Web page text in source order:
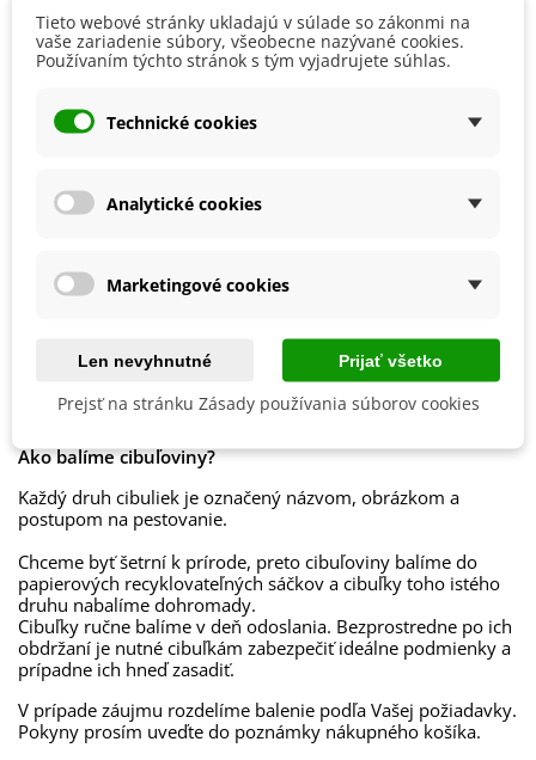
rastliny sú slabé a ďalší rok zle klíčia, naopak prehnojené
rastliny podliehajú cez zimu častejšie chorobám.
suchom a vzdušnom mieste pri teplote 5–8 °C.
September
Pestovanie
V exteriéri - vonku
Výsev/výsadba
Výrobca
Druh Georgíny
Balenie cibuľovín
Ako balíme cibuľoviny?
Každý druh cibuliek je označený názvom, obrázkom a
postupom na pestovanie.
Chceme byť šetrní k prírode, preto cibuľoviny balíme do
papierových recyklovateľných sáčkov a cibuľky toho istého
druhu nabalíme dohromady.
Cibuľky ručne balíme v deň odoslania. Bezprostredne po ich
obdržaní je nutné cibuľkám zabezpečiť ideálne podmienky a
prípadne ich hneď zasadiť.
V prípade záujmu rozdelíme balenie podľa Vašej požiadavky.
Pokyny prosím uveďte do poznámky nákupného košíka.
Tieto webové stránky ukladajú v súlade so zákonmi na
vaše zariadenie súbory, všeobecne nazývané cookies.
Používaním týchto stránok s tým vyjadrujete súhlas.
Technické cookies
Analytické cookies
Marketingové cookies
Len nevyhnutné Prijať všetko
Prejsť na stránku Zásady používania súborov cookies